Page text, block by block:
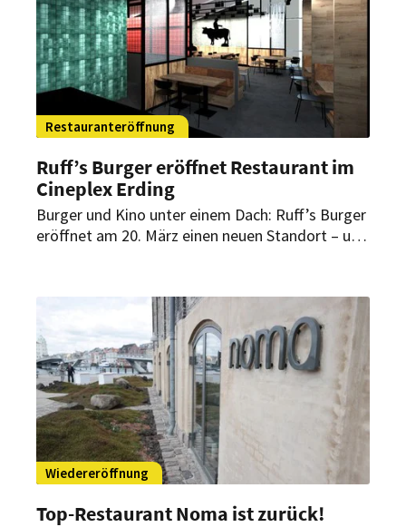
Restauranteröffnung
Ruff’s Burger eröffnet Restaurant im
Cineplex Erding
Burger und Kino unter einem Dach: Ruff’s Burger
eröffnet am 20. März einen neuen Standort – und
Wiedereröffnung
Top-Restaurant Noma ist zurück!